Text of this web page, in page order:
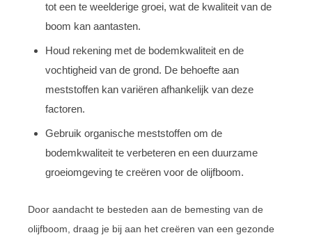
tot een te weelderige groei, wat de kwaliteit van de
boom kan aantasten.
Houd rekening met de bodemkwaliteit en de
vochtigheid van de grond. De behoefte aan
meststoffen kan variëren afhankelijk van deze
factoren.
Gebruik organische meststoffen om de
bodemkwaliteit te verbeteren en een duurzame
groeiomgeving te creëren voor de olijfboom.
Door aandacht te besteden aan de bemesting van de
olijfboom, draag je bij aan het creëren van een gezonde